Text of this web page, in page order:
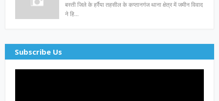
बस्ती जिले के हर्रैया तहसील के कप्तानगंज थाना क्षेत्र में जमीन विवाद
ने हि…
Subscribe Us